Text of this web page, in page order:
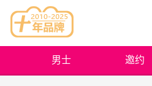
男士 邀约